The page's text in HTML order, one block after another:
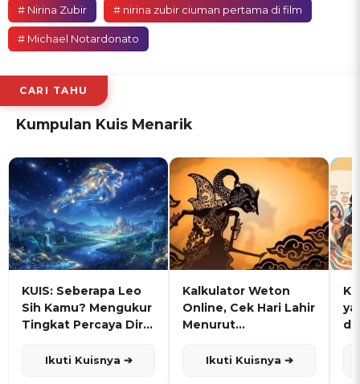
# Nirina Zubir # nirina zubir ciuman pertama di film
# Michael Notardonato
CARI TAHU
Kumpulan Kuis Menarik
KUIS: Seberapa Leo
Sih Kamu? Mengukur
Tingkat Percaya Diri
Ikuti Kuisnya ➔
Kalkulator Weton
Online, Cek Hari Lahir
Menurut
Ikuti Kuisnya ➔